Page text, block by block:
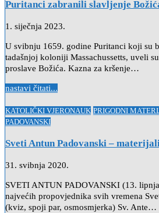
Puritanci zabranili slavljenje
1. siječnja 2023.
U svibnju 1659. godine Puritanci koji su
tadašnjoj koloniji Massachussetts, uveli
proslave Božića. Kazna za kršenje…
nastavi čitati...
Posted
in
KATOLIČKI VJERONAUK PRIGODNI
PADOVANSKI
Sveti Antun Padovanski –
31. svibnja 2020.
SVETI ANTUN PADOVANSKI (13.
najvećih propovjednika svih vremena
(kviz, spoji par, osmosmjerka) Sv. Ante…